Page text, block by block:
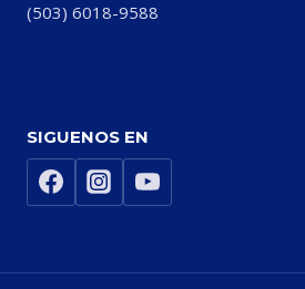
(503) 6018-9588
SIGUENOS EN